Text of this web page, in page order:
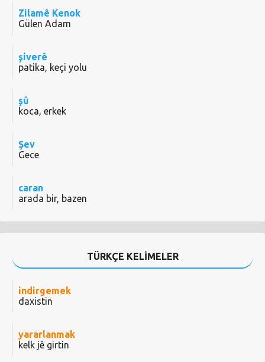
Zilamê Kenok
Gülen Adam
şiverê
patika, keçi yolu
şû
koca, erkek
Şev
Gece
caran
arada bir, bazen
TÜRKÇE KELİMELER
indirgemek
daxistin
yararlanmak
kelk jê girtin